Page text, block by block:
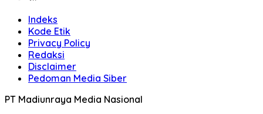
Indeks
Kode Etik
Privacy Policy
Redaksi
Disclaimer
Pedoman Media Siber
PT Madiunraya Media Nasional